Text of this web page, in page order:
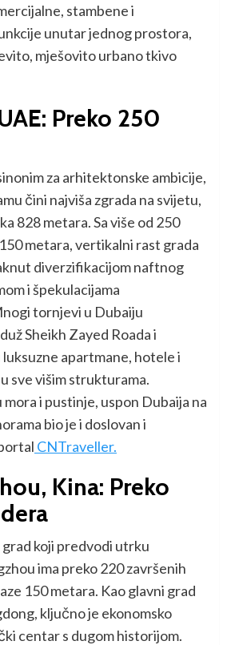
stambene i
unutar jednog prostora,
mješovito urbano tkivo
Preko 250
za arhitektonske ambicije,
čini najviša zgrada na svijetu,
828 metara. Sa više od 250
metara, vertikalni rast grada
diverzifikacijom naftnog
i špekulacijama
tornjevi u Dubaiju
Sheikh Zayed Roada i
apartmane, hotele i
sve višim strukturama.
i pustinje, uspon Dubaija na
bio je i doslovan i
CNTraveller.
Kina: Preko
grad koji predvodi utrku
ima preko 220 završenih
150 metara. Kao glavni grad
ključno je ekonomsko
centar s dugom historijom.